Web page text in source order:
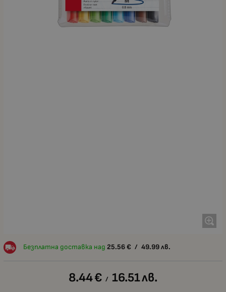
Безплатна доставка над 25.56 € / 49.99 лв.
8.44€ / 16.51лв.